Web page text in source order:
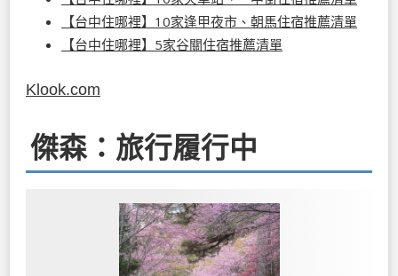
【台中住哪裡】10家逢甲夜市、朝馬住宿推薦清單
【台中住哪裡】5家谷關住宿推薦清單
Klook.com
傑森：旅行履行中